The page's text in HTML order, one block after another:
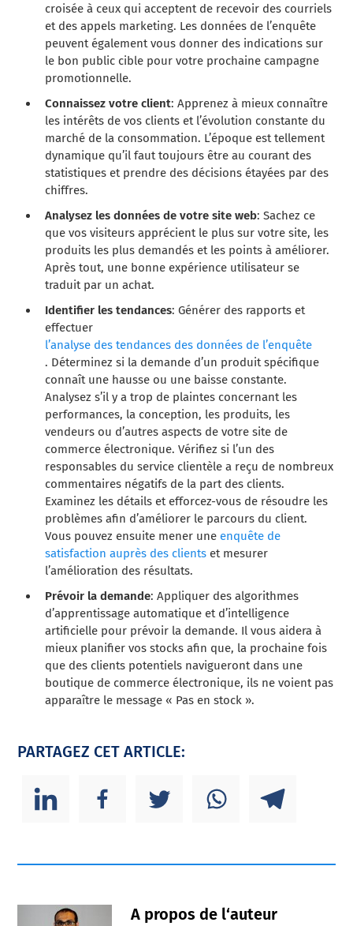
croisée à ceux qui acceptent de recevoir des courriels
et des appels marketing. Les données de l’enquête
peuvent également vous donner des indications sur
le bon public cible pour votre prochaine campagne
promotionnelle.
Connaissez votre client: Apprenez à mieux connaître
les intérêts de vos clients et l’évolution constante du
marché de la consommation. L’époque est tellement
dynamique qu’il faut toujours être au courant des
statistiques et prendre des décisions étayées par des
chiffres.
Analysez les données de votre site web: Sachez ce
que vos visiteurs apprécient le plus sur votre site, les
produits les plus demandés et les points à améliorer.
Après tout, une bonne expérience utilisateur se
traduit par un achat.
Identifier les tendances: Générer des rapports et
effectuer
l’analyse des tendances des données de l’enquête
. Déterminez si la demande d’un produit spécifique
connaît une hausse ou une baisse constante.
Analysez s’il y a trop de plaintes concernant les
performances, la conception, les produits, les
vendeurs ou d’autres aspects de votre site de
commerce électronique. Vérifiez si l’un des
responsables du service clientèle a reçu de nombreux
commentaires négatifs de la part des clients.
Examinez les détails et efforcez-vous de résoudre les
problèmes afin d’améliorer le parcours du client.
Vous pouvez ensuite mener une enquête de
satisfaction auprès des clients et mesurer
l’amélioration des résultats.
Prévoir la demande: Appliquer des algorithmes
d’apprentissage automatique et d’intelligence
artificielle pour prévoir la demande. Il vous aidera à
mieux planifier vos stocks afin que, la prochaine fois
que des clients potentiels navigueront dans une
boutique de commerce électronique, ils ne voient pas
apparaître le message « Pas en stock ».
PARTAGEZ CET ARTICLE:
A propos de l‘auteur